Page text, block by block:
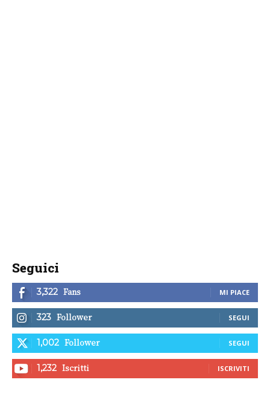
Seguici
3,322 Fans MI PIACE
323 Follower SEGUI
1,002 Follower SEGUI
1,232 Iscritti ISCRIVITI